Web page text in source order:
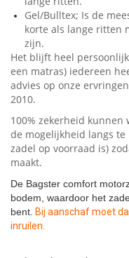
Gel/Bulltex; Is de
korte als lange ritten
zijn.
Het blijft heel
een matras) iedereen
advies op onze
2010.
100% zekerheid kunnen
de mogelijkheid langs
zadel op voorraad is)
maakt.
De Bagster comfort
bodem, waardoor het
bent. Bij aanschaf moet
inruilen.